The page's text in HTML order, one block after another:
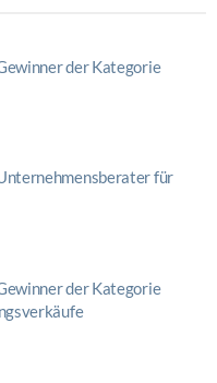
der Kategorie
für
der Kategorie